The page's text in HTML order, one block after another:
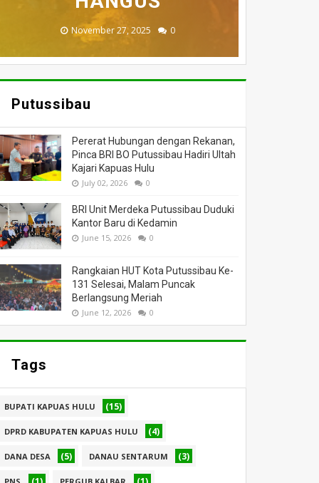
July 05, 2026 0
November 27, 2025 0
March 26, 2025 0
March 13, 2025 0
February 18, 2025 0
Putussibau
Pererat Hubungan dengan Rekanan,
Pinca BRI BO Putussibau Hadiri Ultah
Kajari Kapuas Hulu
July 02, 2026 0
BRI Unit Merdeka Putussibau Duduki
Kantor Baru di Kedamin
June 15, 2026 0
Rangkaian HUT Kota Putussibau Ke-
131 Selesai, Malam Puncak
Berlangsung Meriah
June 12, 2026 0
Tags
BUPATI KAPUAS HULU (15)
DPRD KABUPATEN KAPUAS HULU (4)
DANA DESA (5) DANAU SENTARUM (3)